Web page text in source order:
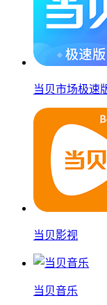
当贝市场极速
当贝影视
当贝音乐